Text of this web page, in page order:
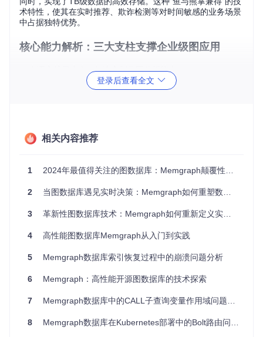
术特性，使其在实时推荐、欺诈检测等对时间敏感的业务场景
中占据独特优势。
核心能力解析：三大支柱支撑企业级图应用
1. 多语言扩展生态：打造定制化图分析能力
Memgraph构建了以C/C++为核心、Python/Rust为扩展的技术
又为业务开发者提供了灵活的定制手段。
影响力传播模型。这种"高性能内核+灵活扩展"的架构，使Me
面对Kafka、Pulsar等流数据平台的实时数据流入，Memgrap
h提供了原生集成能力。与传统批处理模式不同，其流处理引
擎能在数据到达时即时更新图结构，确保分析结果始终反映最
新状态。某支付平台采用此特性后，欺诈交易识别延迟从分钟
级降至毫秒级，误判率降低37%。
3. 企业级高可用：保障关键业务连续性
通过基于Raft协议的复制机制，Memgraph实现了多副本数据
可用性提升至99.99%，同时通过读写分离策略，将查询压力
登录后查看全文
相关内容推荐
1 2024年最值得关注的图数据库：Memgraph颠覆性技术解析与实战指南
2 当图数据库遇见实时决策：Memgraph如何重塑数据关联分析范式
3 革新性图数据库技术：Memgraph如何重新定义实时关系分析
4 高性能图数据库Memgraph从入门到实践
5 Memgraph数据库索引恢复过程中的崩溃问题分析
6 Memgraph：高性能开源图数据库的技术探索
7 Memgraph数据库中的CALL子查询变量作用域问题分析
8 Memgraph数据库在Kubernetes部署中的Bolt路由问题分析